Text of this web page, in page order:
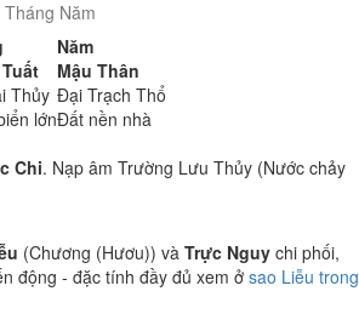
Năm
Năm
Mậu Thân
Thủy Đại Trạch Thổ
lớnĐất nền nhà
Chi. Nạp âm Trường Lưu Thủy (Nước chảy
(Chương (Hươu)) và Trực Nguy chi phối,
động - đặc tính đầy đủ xem ở sao Liễu trong